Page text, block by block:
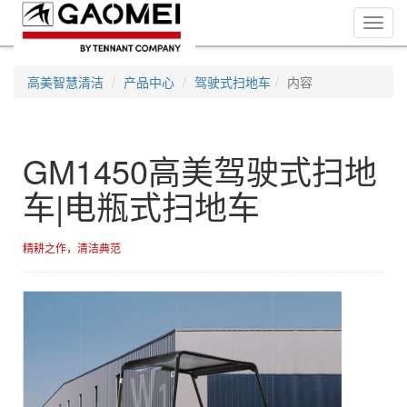
高美智慧清洁 产品中心 驾驶式扫地车 内容
GM1450高美驾驶式扫地
车|电瓶式扫地车
精耕之作，清洁典范